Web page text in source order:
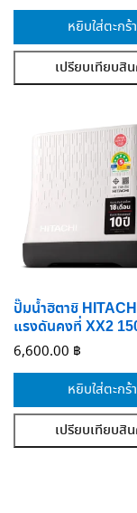
หยิบใส่ตะกร้า
เปรียบเทียบสิ
ปั๊มน้ำฮิตาชิ
แรงดันคงที่ XX2
6,600.00 ฿
หยิบใส่ตะกร้า
เปรียบเทียบสิ